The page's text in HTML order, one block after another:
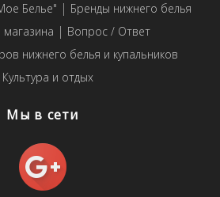
Белье"
Бренды нижнего белья
магазина
Вопрос / Ответ
нижнего белья и купальников
Культура и отдых
Мы в сети